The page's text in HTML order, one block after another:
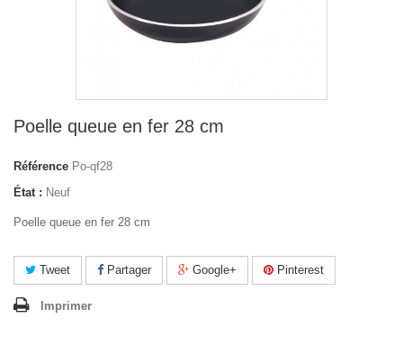
Poelle queue en fer 28 cm
Référence Po-qf28
État : Neuf
Poelle queue en fer 28 cm
Tweet Partager Google+ Pinterest
Imprimer